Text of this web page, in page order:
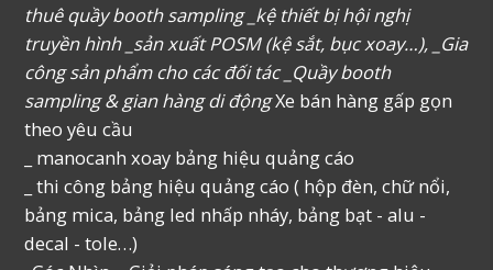
thuê quầy booth sampling _kệ thiết bị hội nghị
truyền hình _sản xuất POSM (kệ sắt, bục xoay…), _Gia
công sản phẩm cho các đối tác _Quầy booth
sampling & gian hàng di độngXe bán hàng gấp gọn
theo yêu cầu
_ manocanh xoay bảng hiệu quảng cáo
_ thi công bảng hiệu quảng cáo ( hộp đèn, chữ nổi,
bảng mica, bảng led nhấp nháy, bảng bạt - alu -
decal - tole…)